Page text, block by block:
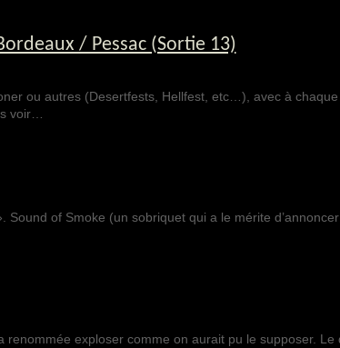
/ Pessac (Sortie 13)
ou autres (Desertfests, Hellfest, etc…), avec à
voir…
of Smoke (un sobriquet qui a le mérite
renommée exploser comme on aurait pu le supposer. Le